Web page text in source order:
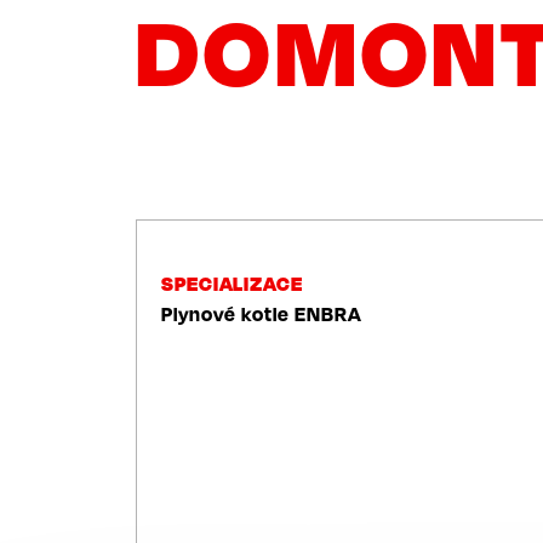
NAVIGACE
SPECIALIZACE
Plynové kotle ENBRA